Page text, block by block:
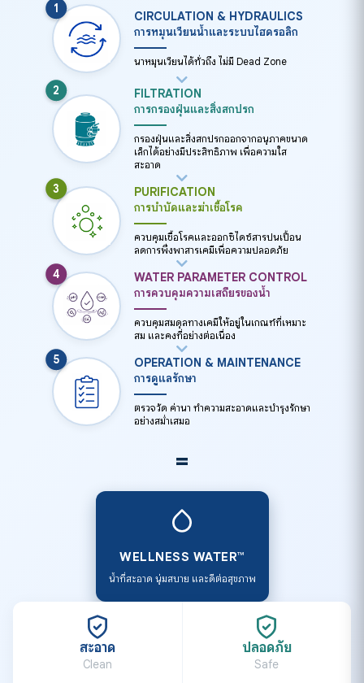
1
CIRCULATION & HYDRAULICS
การหมุนเวียนน้ำและระบบไฮดรอลิก
น้ำหมุนเวียนได้ทั่วถึง ไม่มี Dead Zone
2 FILTRATION
การกรองฝุ่นและสิ่งสกปรก
กรองฝุ่นและสิ่งสกปรกออกจากอนุภาคขนาด
เล็กได้อย่างมีประสิทธิภาพ เพื่อความใส
สะอาด
3 PURIFICATION
การบำบัดและฆ่าเชื้อโรค
ควบคุมเชื้อโรคและออกซิไดซ์สารปนเปื้อน
ลดการพึ่งพาสารเคมีเพื่อความปลอดภัย
4 WATER PARAMETER CONTROL
การควบคุมความเสถียรของน้ำ
ควบคุมสมดุลทางเคมีให้อยู่ในเกณฑ์ที่เหมาะ
สม และคงที่อย่างต่อเนื่อง
5 OPERATION & MAINTENANCE
การดูแลรักษา
ตรวจวัด ค่าน้ำ ทำความสะอาดและบำรุงรักษา
อย่างสม่ำเสมอ
=
WELLNESS WATER™
น้ำที่สะอาด นุ่มสบาย และดีต่อสุขภาพ
สะอาด
Clean
ปลอดภัย
Safe